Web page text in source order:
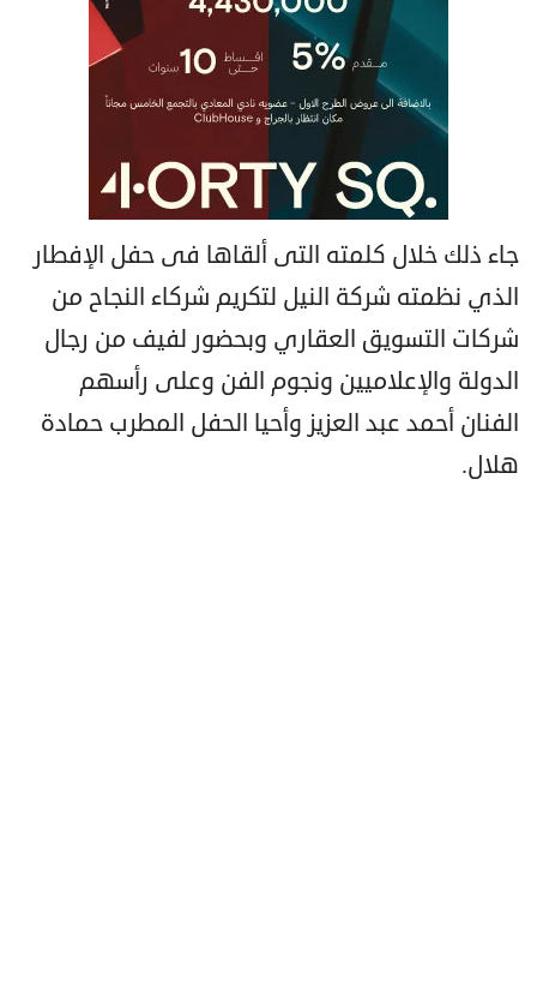
جاء ذلك خلال كلمته التى ألقاها فى حفل الإفطار
الذي نظمته شركة النيل لتكريم شركاء النجاح من
شركات التسويق العقاري وبحضور لفيف من رجال
الدولة والإعلاميين ونجوم الفن وعلى رأسهم
الفنان أحمد عبد العزيز وأحيا الحفل المطرب حمادة
هلال.